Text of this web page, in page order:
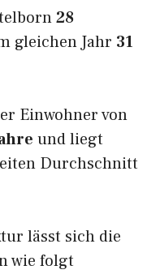
28
gleichen Jahr 31
Einwohner von
und liegt
Durchschnitt
lässt sich die
wie folgt